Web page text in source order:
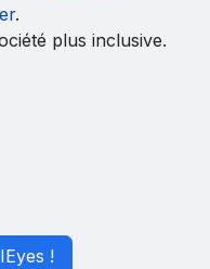
.
plus inclusive.
!